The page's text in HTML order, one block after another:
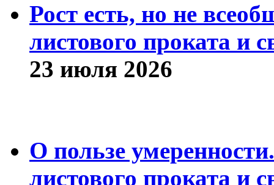
Рост есть, но не
листового проката и
23 июля 2026
О пользе
листового проката и